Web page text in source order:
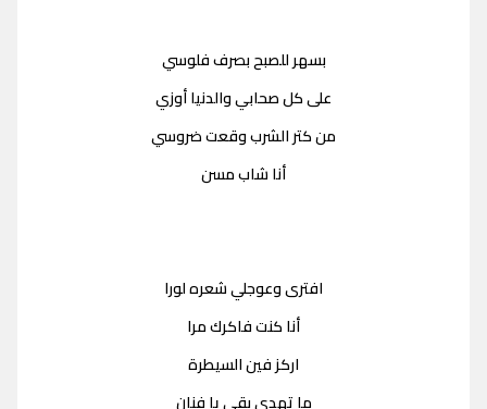
بسهر للصبح بصرف فلوسي
على كل صحابي والدنيا أوزي
من كتر الشرب وقعت ضروسي
أنا شاب مسن
افترى وعوجلي شعره لورا
أنا كنت فاكرك مرا
اركز فين السيطرة
ما تهدى بقى يا فنان